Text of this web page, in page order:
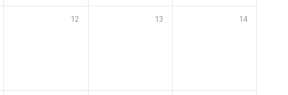
12 13 14